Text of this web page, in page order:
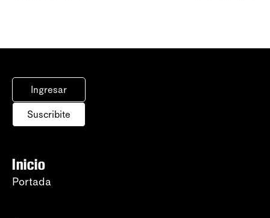
Ingresar
Suscribite
Inicio
Portada